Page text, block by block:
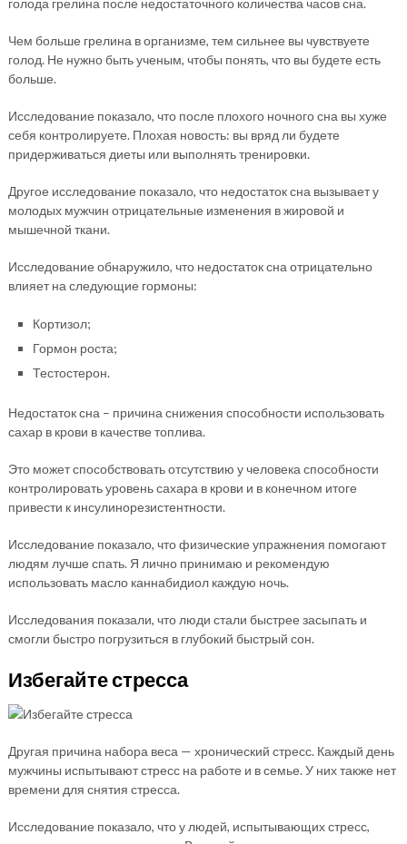
голода грелина после недостаточного количества часов сна.
Чем больше грелина в организме, тем сильнее вы чувствуете
голод. Не нужно быть ученым, чтобы понять, что вы будете есть
больше.
Исследование показало, что после плохого ночного сна вы хуже
себя контролируете. Плохая новость: вы вряд ли будете
придерживаться диеты или выполнять тренировки.
Другое исследование показало, что недостаток сна вызывает у
молодых мужчин отрицательные изменения в жировой и
мышечной ткани.
Исследование обнаружило, что недостаток сна отрицательно
влияет на следующие гормоны:
Кортизол;
Гормон роста;
Тестостерон.
Недостаток сна – причина снижения способности использовать
сахар в крови в качестве топлива.
Это может способствовать отсутствию у человека способности
контролировать уровень сахара в крови и в конечном итоге
привести к инсулинорезистентности.
Исследование показало, что физические упражнения помогают
людям лучше спать. Я лично принимаю и рекомендую
использовать масло каннабидиол каждую ночь.
Исследования показали, что люди стали быстрее засыпать и
смогли быстро погрузиться в глубокий быстрый сон.
Избегайте стресса
Другая причина набора веса — хронический стресс. Каждый день
мужчины испытывают стресс на работе и в семье. У них также нет
времени для снятия стресса.
Исследование показало, что у людей, испытывающих стресс,